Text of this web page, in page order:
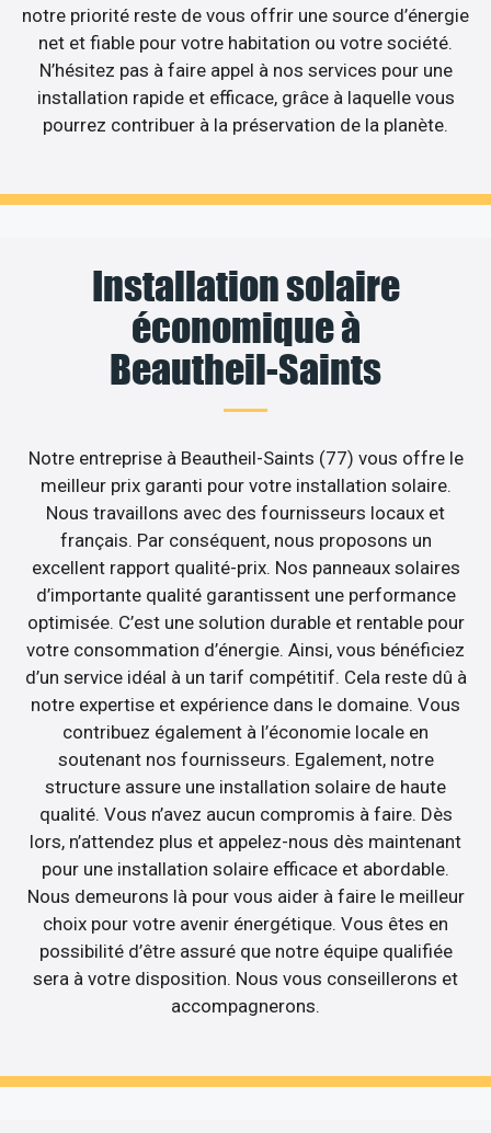
notre priorité reste de vous offrir une source d’énergie
net et fiable pour votre habitation ou votre société.
N’hésitez pas à faire appel à nos services pour une
installation rapide et efficace, grâce à laquelle vous
pourrez contribuer à la préservation de la planète.
Installation solaire
économique à
Beautheil-Saints
Notre entreprise à Beautheil-Saints (77) vous offre le
meilleur prix garanti pour votre installation solaire.
Nous travaillons avec des fournisseurs locaux et
français. Par conséquent, nous proposons un
excellent rapport qualité-prix. Nos panneaux solaires
d’importante qualité garantissent une performance
optimisée. C’est une solution durable et rentable pour
votre consommation d’énergie. Ainsi, vous bénéficiez
d’un service idéal à un tarif compétitif. Cela reste dû à
notre expertise et expérience dans le domaine. Vous
contribuez également à l’économie locale en
soutenant nos fournisseurs. Egalement, notre
structure assure une installation solaire de haute
qualité. Vous n’avez aucun compromis à faire. Dès
lors, n’attendez plus et appelez-nous dès maintenant
pour une installation solaire efficace et abordable.
Nous demeurons là pour vous aider à faire le meilleur
choix pour votre avenir énergétique. Vous êtes en
possibilité d’être assuré que notre équipe qualifiée
sera à votre disposition. Nous vous conseillerons et
accompagnerons.